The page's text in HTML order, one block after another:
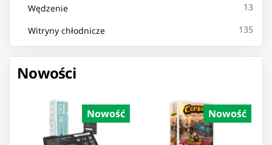
Wędzenie 13
Witryny chłodnicze 135
Nowości
Nowość Nowość